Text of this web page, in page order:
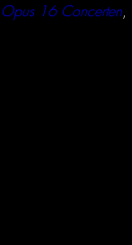
Opus 16 Concerten,